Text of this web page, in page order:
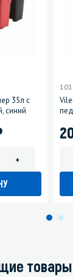
35л с
синий
+
товары